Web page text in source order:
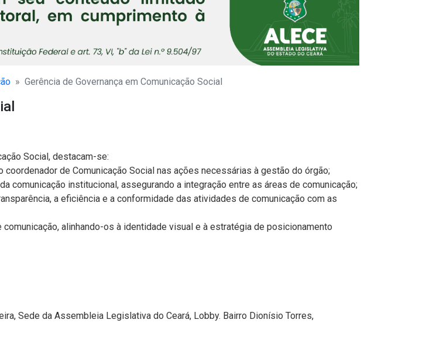
Gerência de Governança em Comunicação Social
Social, destacam-se:
de Comunicação Social nas ações necessárias à gestão do órgão;
comunicação institucional, assegurando a integração entre as áreas de comunicação;
a eficiência e a conformidade das atividades de comunicação com as
alinhando-os à identidade visual e à estratégia de posicionamento
Sede da Assembleia Legislativa do Ceará, Lobby. Bairro Dionísio Torres,